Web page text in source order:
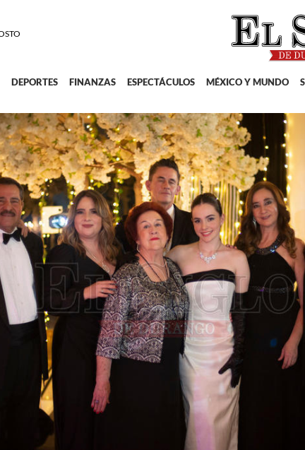
DEPORTES FINANZAS ESPECTÁCULOS MÉXICO Y MUNDO